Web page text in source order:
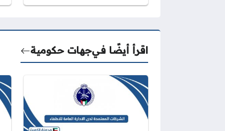
اقرأ أيضًا فيجهات حكومية